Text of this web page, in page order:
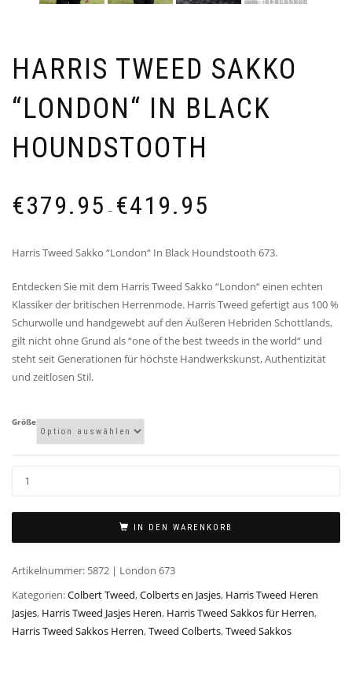
HARRIS TWEED SAKKO
“LONDON“ IN BLACK
HOUNDSTOOTH
€379.95 – €419.95
Harris Tweed Sakko “London“ In Black Houndstooth 673.
Entdecken Sie mit dem Harris Tweed Sakko “London“ einen echten
Klassiker der britischen Herrenmode. Harris Tweed gefertigt aus 100 %
Schurwolle und handgewebt auf den Äußeren Hebriden Schottlands,
gilt nicht ohne Grund als “one of the best tweeds in the world“ und
steht seit Generationen für höchste Handwerkskunst, Authentizität
und zeitlosen Stil.
Größe
IN DEN WARENKORB
Artikelnummer: 5872 | London 673
Kategorien:Colbert Tweed,Colberts en Jasjes, Harris Tweed Heren
Jasjes, Harris Tweed Jasjes Heren, Harris Tweed Sakkos für Herren,
Harris Tweed Sakkos Herren,Tweed Colberts,Tweed Sakkos